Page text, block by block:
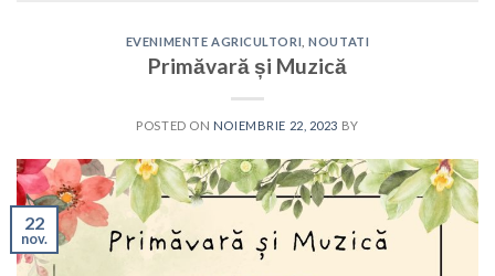
EVENIMENTE AGRICULTORI ,NOUTATI
Primăvară și Muzică
POSTED ON NOIEMBRIE 22, 2023 BY
22
nov.